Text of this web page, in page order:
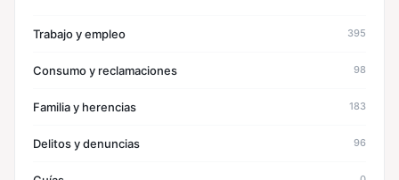
Trabajo y empleo 395
Consumo y reclamaciones 98
Familia y herencias 183
Delitos y denuncias 96